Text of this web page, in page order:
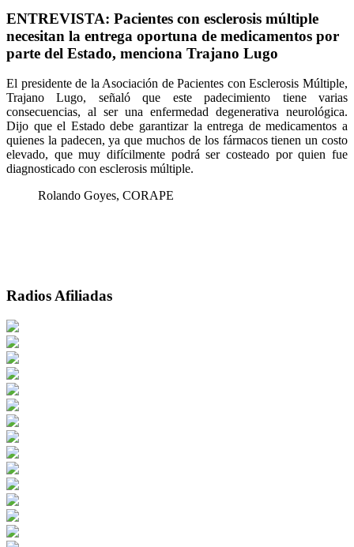
ENTREVISTA: Pacientes con esclerosis múltiple
necesitan la entrega oportuna de medicamentos por
parte del Estado, menciona Trajano Lugo
El presidente de la Asociación de Pacientes con Esclerosis Múltiple,
Trajano Lugo, señaló que este padecimiento tiene varias
consecuencias, al ser una enfermedad degenerativa neurológica.
Dijo que el Estado debe garantizar la entrega de medicamentos a
quienes la padecen, ya que muchos de los fármacos tienen un costo
elevado, que muy difícilmente podrá ser costeado por quien fue
diagnosticado con esclerosis múltiple.
Rolando Goyes, CORAPE
Radios Afiliadas